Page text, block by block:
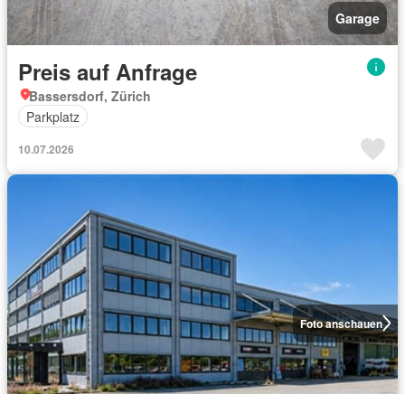
Garage
Preis auf Anfrage
Bassersdorf, Zürich
Parkplatz
10.07.2026
Foto anschauen